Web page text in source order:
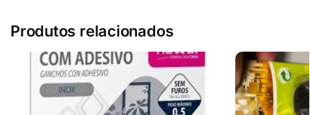
Produtos relacionados